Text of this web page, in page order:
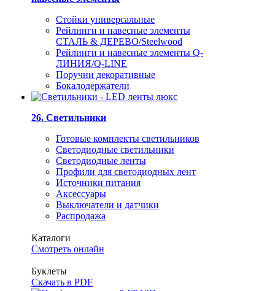
Стойки универсальные
Рейлинги и навесные элементы
СТАЛЬ & ДЕРЕВО/Steelwood
Рейлинги и навесные элементы Q-
ЛИНИЯ/Q-LINE
Поручни декоративные
Бокалодержатели
26. Светильники
Готовые комплекты светильников
Светодиодные светильники
Светодиодные ленты
Профили для светодиодных лент
Источники питания
Аксессуары
Выключатели и датчики
Распродажа
Каталоги
Смотреть онлайн
Буклеты
Скачать в PDF